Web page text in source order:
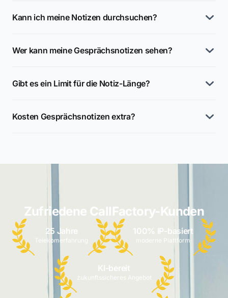
Kann ich meine Notizen durchsuchen?
Wer kann meine Gesprächsnotizen sehen?
Gibt es ein Limit für die Notiz-Länge?
Kosten Gesprächsnotizen extra?
Zufriedene CallFactory-Kunden
25 Jahre
Telekomerfahrung
100% IP-basiert
moderne Plattform
KI-bereit
zukunftssicheres Angebot